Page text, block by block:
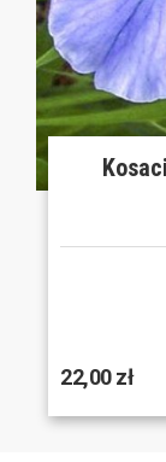
22,00 zł